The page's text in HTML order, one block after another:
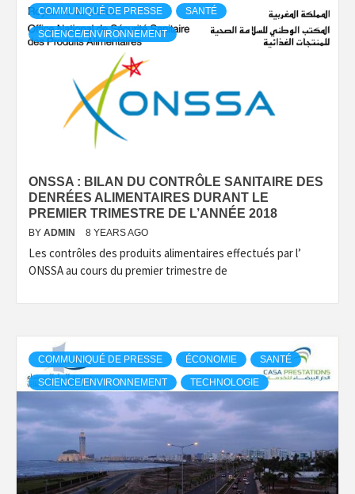
COMMUNIQUÉ DE PRESSE SANTÉ
SCIENCE/ENVIRONNEMENT
ONSSA : BILAN DU CONTRÔLE SANITAIRE DES
DENRÉES ALIMENTAIRES DURANT LE
PREMIER TRIMESTRE DE L’ANNÉE 2018
BY ADMIN 8 YEARS AGO
Les contrôles des produits alimentaires effectués par l’
ONSSA au cours du premier trimestre de
COMMUNIQUÉ DE PRESSE ÉCONOMIE SANTÉ
SCIENCE/ENVIRONNEMENT TECHNOLOGIE